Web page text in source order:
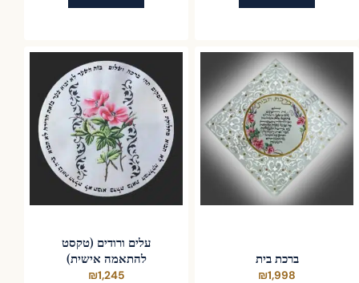
מספר
סוגים.
ניתן
לבחור
את
האפשרויות
בעמוד
ברכת בית
₪1,998
עלים ורודים (טקסט
להתאמה אישית)
₪1,245